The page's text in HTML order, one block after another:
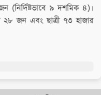
(নির্দিষ্টভাবে ৯ দশমিক ৪)।
২৮ জন এবং ছাত্রী ৭৩ হাজার